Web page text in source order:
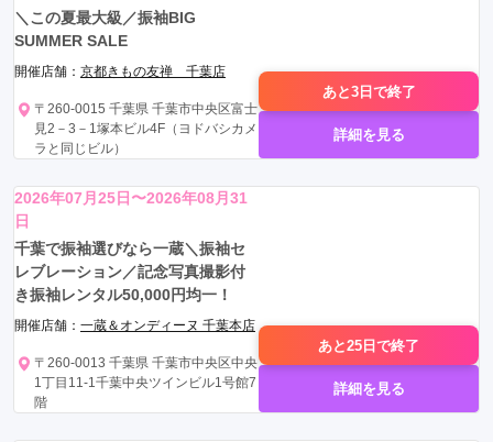
＼この夏最大級／振袖BIG
SUMMER SALE
開催店舗： 京都きもの友禅 千葉店
〒260-0015 千葉県 千葉市中央区富士
見2－3－1塚本ビル4F（ヨドバシカメ
ラと同じビル）
あと3日で終了
詳細を見る
2026年07月25日〜2026年08月31
日
千葉で振袖選びなら一蔵＼振袖セ
レブレーション／記念写真撮影付
き振袖レンタル50,000円均一！
開催店舗： 一蔵＆オンディーヌ 千葉本店
〒260-0013 千葉県 千葉市中央区中央
1丁目11-1千葉中央ツインビル1号館7
階
あと25日で終了
詳細を見る